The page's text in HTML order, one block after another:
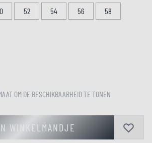
52 54 56 58
OM DE BESCHIKBAARHEID TE TONEN
WINKELMANDJE